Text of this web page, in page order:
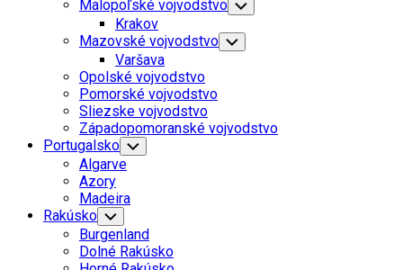
Malopoľské vojvodstvo Toggle
Child
Menu
Krakov
Mazovské vojvodstvo Toggle
Child
Varšava
Opolské vojvodstvo
Pomorské vojvodstvo
Sliezske vojvodstvo
Západopomoranské vojvodstvo
Portugalsko Toggle
Child
Menu
Algarve
Azory
Madeira
Rakúsko Toggle
Child
Menu
Burgenland
Dolné Rakúsko